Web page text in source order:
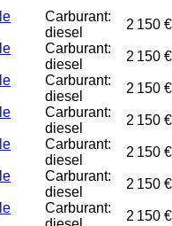
Carburant:
diesel
2 150 €
Carburant:
diesel
2 150 €
Carburant:
diesel
2 150 €
Carburant:
diesel
2 150 €
Carburant:
diesel
2 150 €
Carburant:
diesel
2 150 €
Carburant:
2 150 €